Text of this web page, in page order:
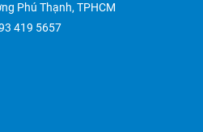
Phú Thạnh, TPHCM
419 5657